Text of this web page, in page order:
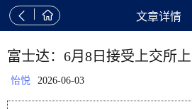
  文章详情
富士达：6月8日接受上交所
怡悦 2026-06-03